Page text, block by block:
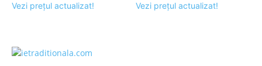
Vezi prețul actualizat! Vezi prețul actualizat!